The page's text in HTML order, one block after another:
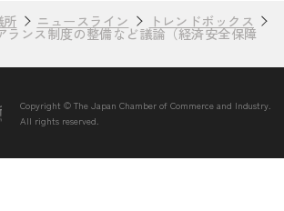
所 ニュースライン トレンドボックス
ランス制度の整備など議論（経済安全保障
Copyright © The Japan Chamber of Commerce and Industry.
All rights reserved.